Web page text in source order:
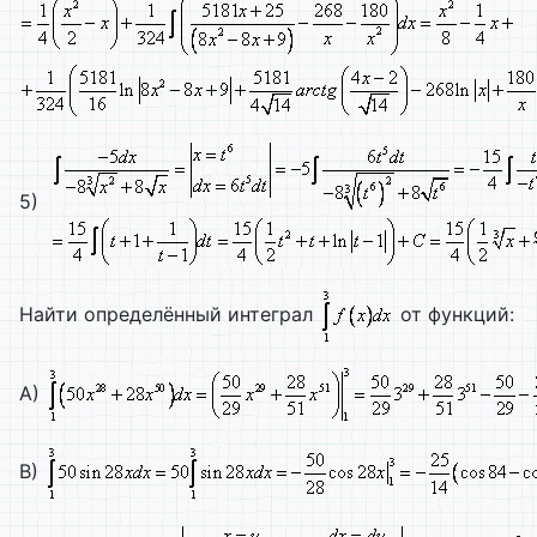
5)
Найти определённый интеграл от функций:
А)
В)